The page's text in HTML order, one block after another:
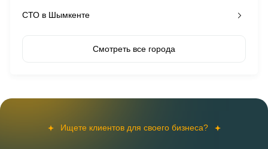
СТО в Шымкенте
Смотреть все города
Ищете клиентов для своего бизнеса?